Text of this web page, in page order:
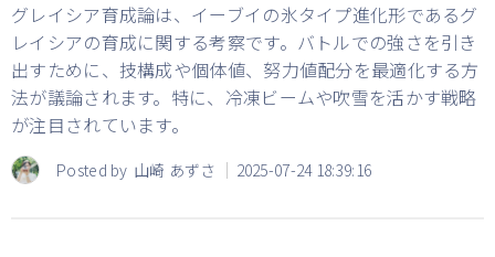
グレイシア育成論は、イーブイの氷タイプ進化形であるグ
レイシアの育成に関する考察です。バトルでの強さを引き
出すために、技構成や個体値、努力値配分を最適化する方
法が議論されます。特に、冷凍ビームや吹雪を活かす戦略
が注目されています。
Posted by 山崎 あずさ 2025-07-24 18:39:16